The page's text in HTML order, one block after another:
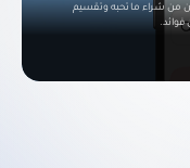
من شراء ما تحبه وتقسيم